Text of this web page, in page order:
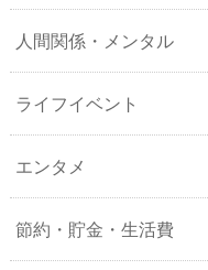
人間関係・メンタル
ライフイベント
エンタメ
節約・貯金・生活費